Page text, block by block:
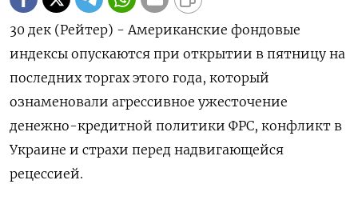
30 дек (Рейтер) - Американские фондовые
индексы опускаются при открытии в пятницу на
последних торгах этого года, который
ознаменовали агрессивное ужесточение
денежно-кредитной политики ФРС, конфликт в
Украине и страхи перед надвигающейся
рецессией.